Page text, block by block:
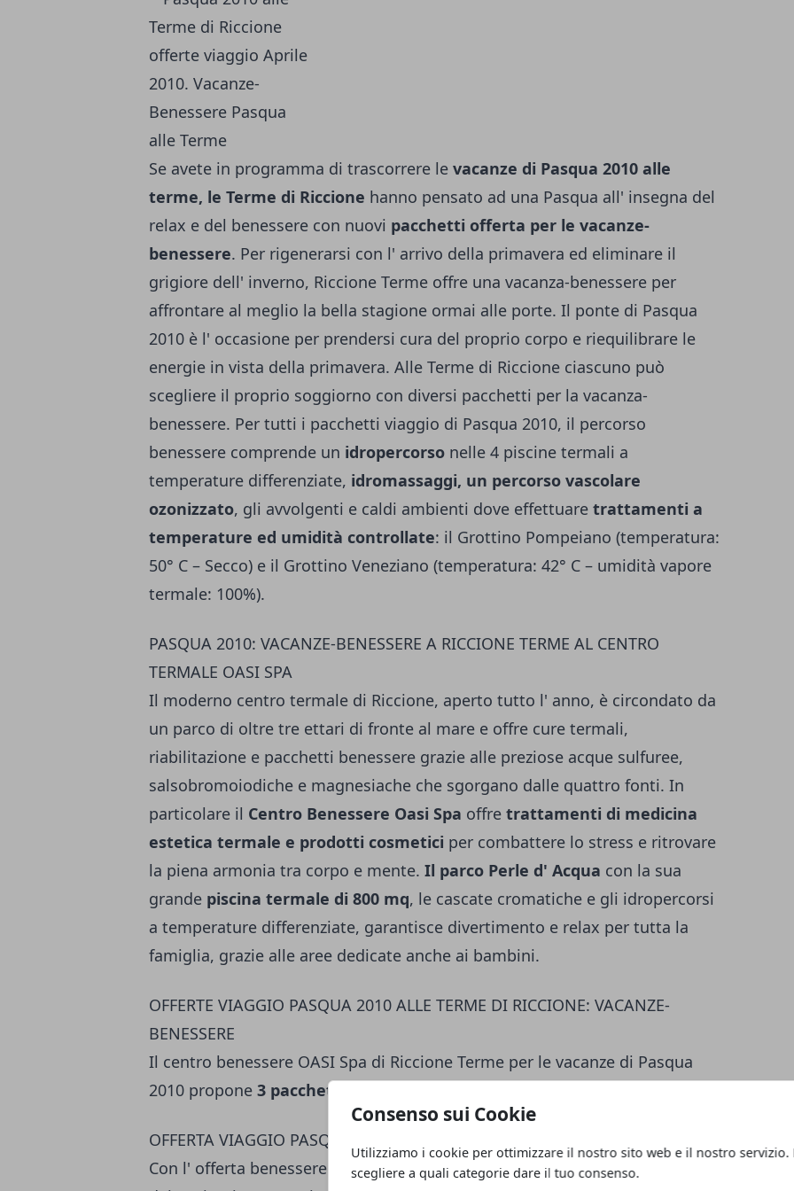
Consenso sui Cookie
Utilizziamo i cookie per ottimizzare il nostro sito web e il nostro servizio.
scegliere a quali categorie dare il tuo consenso.
Se avete in programma di trascorrere le vacanze di Pasqua 2010 alle
terme, le Terme di Riccione hanno pensato ad una Pasqua all' insegna del
relax e del benessere con nuovi pacchetti offerta per le vacanze-
benessere. Per rigenerarsi con l' arrivo della primavera ed eliminare il
grigiore dell' inverno, Riccione Terme offre una vacanza-benessere per
affrontare al meglio la bella stagione ormai alle porte. Il ponte di Pasqua
2010 è l' occasione per prendersi cura del proprio corpo e riequilibrare le
energie in vista della primavera. Alle Terme di Riccione ciascuno può
scegliere il proprio soggiorno con diversi pacchetti per la vacanza-
benessere. Per tutti i pacchetti viaggio di Pasqua 2010, il percorso
benessere comprende un idropercorso nelle 4 piscine termali a
temperature differenziate, idromassaggi, un percorso vascolare
ozonizzato, gli avvolgenti e caldi ambienti dove effettuare trattamenti a
temperature ed umidità controllate: il Grottino Pompeiano (temperatura:
50° C – Secco) e il Grottino Veneziano (temperatura: 42° C – umidità vapore
termale: 100%).
PASQUA 2010: VACANZE-BENESSERE A RICCIONE TERME AL CENTRO
TERMALE OASI SPA
Il moderno centro termale di Riccione, aperto tutto l' anno, è circondato da
un parco di oltre tre ettari di fronte al mare e offre cure termali,
riabilitazione e pacchetti benessere grazie alle preziose acque sulfuree,
salsobromoiodiche e magnesiache che sgorgano dalle quattro fonti. In
particolare il Centro Benessere Oasi Spa offre trattamenti di medicina
estetica termale e prodotti cosmetici per combattere lo stress e ritrovare
la piena armonia tra corpo e mente. Il parco Perle d' Acqua con la sua
grande piscina termale di 800 mq, le cascate cromatiche e gli idropercorsi
a temperature differenziate, garantisce divertimento e relax per tutta la
famiglia, grazie alle aree dedicate anche ai bambini.
OFFERTE VIAGGIO PASQUA 2010 ALLE TERME DI RICCIONE: VACANZE-
BENESSERE
Il centro benessere OASI Spa di Riccione Terme per le vacanze di Pasqua
2010 propone 3 pacchetti benessere
OFFERTA VIAGGIO PASQUA 2010 PACCHETTO VACANZA
Con l' offerta benessere
Istanti di Relaxci si può abbandonare al benessere